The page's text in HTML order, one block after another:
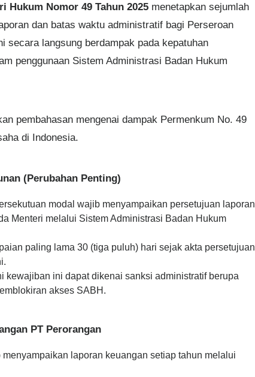
Hukum Nomor 49 Tahun 2025 menetapkan sejumlah
dan batas waktu administratif bagi Perseroan
secara langsung berdampak pada kepatuhan
penggunaan Sistem Administrasi Badan Hukum
pembahasan mengenai dampak Permenkum No. 49
di Indonesia.
(Perubahan Penting)
modal wajib menyampaikan persetujuan laporan
Menteri melalui Sistem Administrasi Badan Hukum
paling lama 30 (tiga puluh) hari sejak akta persetujuan
kewajiban ini dapat dikenai sanksi administratif berupa
akses SABH.
PT Perorangan
laporan keuangan setiap tahun melalui